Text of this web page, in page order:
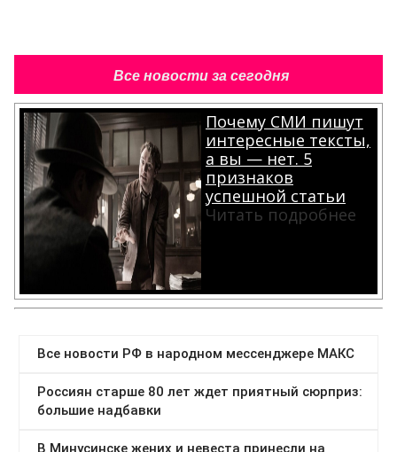
Все новости за сегодня
Почему СМИ пишут
интересные тексты,
а вы — нет. 5
признаков
успешной статьи
Читать подробнее